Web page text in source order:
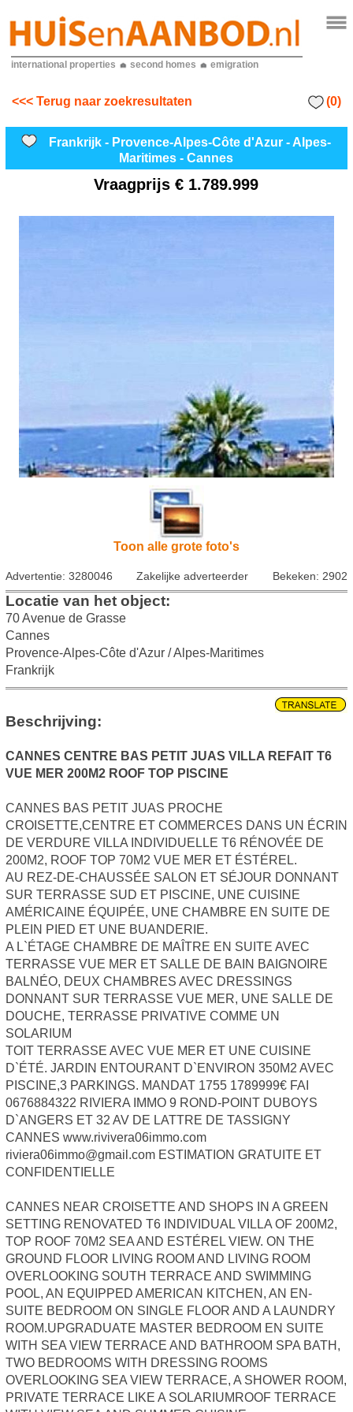
international properties second homes emigration
<<< Terug naar zoekresultaten (0)
Frankrijk - Provence-Alpes-Côte d'Azur - Alpes-
Maritimes - Cannes
Vraagprijs€ 1.789.999
Toon alle grote foto's
Advertentie: 3280046 Zakelijke adverteerder Bekeken: 2902
Locatie van het object:
70 Avenue de Grasse
Cannes
Provence-Alpes-Côte d'Azur / Alpes-Maritimes
Frankrijk
Beschrijving:
CANNES CENTRE BAS PETIT JUAS VILLA REFAIT T6
VUE MER 200M2 ROOF TOP PISCINE
CANNES BAS PETIT JUAS PROCHE
CROISETTE,CENTRE ET COMMERCES DANS UN ÉCRIN
DE VERDURE VILLA INDIVIDUELLE T6 RÉNOVÉE DE
200M2, ROOF TOP 70M2 VUE MER ET ÉSTÉREL.
AU REZ-DE-CHAUSSÉE SALON ET SÉJOUR DONNANT
SUR TERRASSE SUD ET PISCINE, UNE CUISINE
AMÉRICAINE ÉQUIPÉE, UNE CHAMBRE EN SUITE DE
PLEIN PIED ET UNE BUANDERIE.
A L`ÉTAGE CHAMBRE DE MAÎTRE EN SUITE AVEC
TERRASSE VUE MER ET SALLE DE BAIN BAIGNOIRE
BALNÉO, DEUX CHAMBRES AVEC DRESSINGS
DONNANT SUR TERRASSE VUE MER, UNE SALLE DE
DOUCHE, TERRASSE PRIVATIVE COMME UN
SOLARIUM
TOIT TERRASSE AVEC VUE MER ET UNE CUISINE
D`ÉTÉ. JARDIN ENTOURANT D`ENVIRON 350M2 AVEC
PISCINE,3 PARKINGS. MANDAT 1755 1789999€ FAI
0676884322 RIVIERA IMMO 9 ROND-POINT DUBOYS
D`ANGERS ET 32 AV DE LATTRE DE TASSIGNY
CANNES www.rivivera06immo.com
riviera06immo@gmail.com ESTIMATION GRATUITE ET
CONFIDENTIELLE
CANNES NEAR CROISETTE AND SHOPS IN A GREEN
SETTING RENOVATED T6 INDIVIDUAL VILLA OF 200M2,
TOP ROOF 70M2 SEA AND ESTÉREL VIEW. ON THE
GROUND FLOOR LIVING ROOM AND LIVING ROOM
OVERLOOKING SOUTH TERRACE AND SWIMMING
POOL, AN EQUIPPED AMERICAN KITCHEN, AN EN-
SUITE BEDROOM ON SINGLE FLOOR AND A LAUNDRY
ROOM.UPGRADUATE MASTER BEDROOM EN SUITE
WITH SEA VIEW TERRACE AND BATHROOM SPA BATH,
TWO BEDROOMS WITH DRESSING ROOMS
OVERLOOKING SEA VIEW TERRACE, A SHOWER ROOM,
PRIVATE TERRACE LIKE A SOLARIUMROOF TERRACE